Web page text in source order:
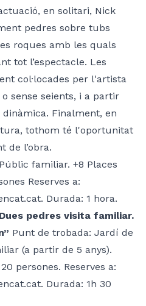
en solitari, Nick
pedres sobre tubs
roques amb les quals
tot l’espectacle. Les
col·locades per l'artista
sense seients, i a partir
dinàmica. Finalment, en
tothom té l'oportunitat
de l’obra.
familiar. +8 Places
Reserves a:
Durada: 1 hora.
Dues pedres visita familiar.
Punt de trobada: Jardí de
(a partir de 5 anys).
persones. Reserves a:
Durada: 1h 30